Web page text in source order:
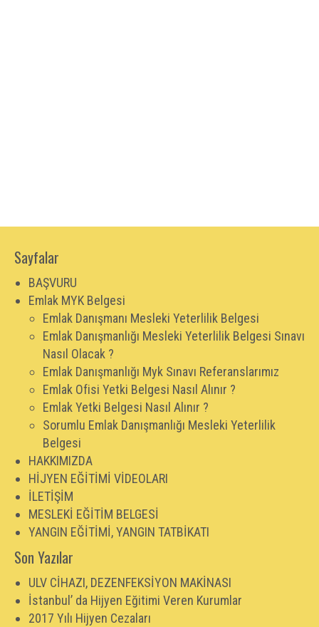
Sayfalar
BAŞVURU
Emlak MYK Belgesi
Emlak Danışmanı Mesleki Yeterlilik Belgesi
Emlak Danışmanlığı Mesleki Yeterlilik Belgesi Sınavı
Nasıl Olacak ?
Emlak Danışmanlığı Myk Sınavı Referanslarımız
Emlak Ofisi Yetki Belgesi Nasıl Alınır ?
Emlak Yetki Belgesi Nasıl Alınır ?
Sorumlu Emlak Danışmanlığı Mesleki Yeterlilik
Belgesi
HAKKIMIZDA
HİJYEN EĞİTİMİ VİDEOLARI
İLETİŞİM
MESLEKİ EĞİTİM BELGESİ
YANGIN EĞİTİMİ, YANGIN TATBİKATI
Son Yazılar
ULV CİHAZI, DEZENFEKSİYON MAKİNASI
İstanbul’ da Hijyen Eğitimi Veren Kurumlar
2017 Yılı Hijyen Cezaları